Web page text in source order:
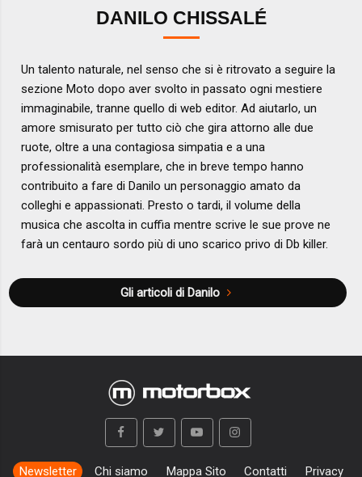
DANILO CHISSALÉ
Un talento naturale, nel senso che si è ritrovato a seguire la
sezione Moto dopo aver svolto in passato ogni mestiere
immaginabile, tranne quello di web editor. Ad aiutarlo, un
amore smisurato per tutto ciò che gira attorno alle due
ruote, oltre a una contagiosa simpatia e a una
professionalità esemplare, che in breve tempo hanno
contribuito a fare di Danilo un personaggio amato da
colleghi e appassionati. Presto o tardi, il volume della
musica che ascolta in cuffia mentre scrive le sue prove ne
farà un centauro sordo più di uno scarico privo di Db killer.
Gli articoli di Danilo
Newsletter Chi siamo Mappa Sito Contatti Privacy